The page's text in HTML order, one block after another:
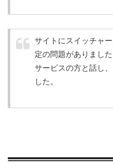
サイトにスイッチャ
定の問題がありまし
サービスの方と話し
した。